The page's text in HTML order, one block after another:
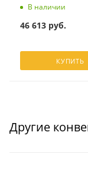
В наличии
46 613руб.
КУПИТЬ
Другие